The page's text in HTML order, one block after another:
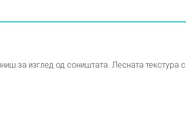
за изглед од соништата. Лесната